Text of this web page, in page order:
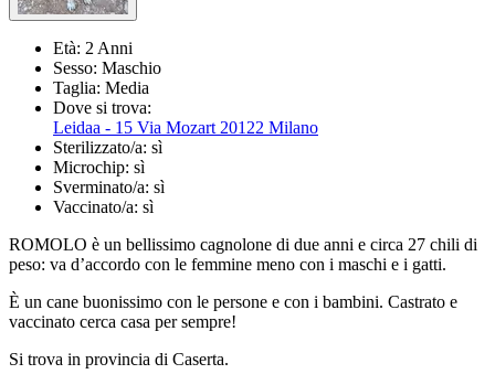
Età: 2 Anni
Sesso: Maschio
Taglia: Media
Dove si trova:
Leidaa - 15 Via Mozart 20122 Milano
Sterilizzato/a: sì
Microchip: sì
Sverminato/a: sì
Vaccinato/a: sì
ROMOLO è un bellissimo cagnolone di due anni e circa 27 chili di
peso: va d’accordo con le femmine meno con i maschi e i gatti.
È un cane buonissimo con le persone e con i bambini. Castrato e
vaccinato cerca casa per sempre!
Si trova in provincia di Caserta.